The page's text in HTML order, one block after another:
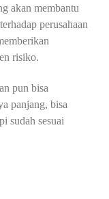
akan membantu
perusahaan
risiko.
pun bisa
panjang, bisa
sudah sesuai